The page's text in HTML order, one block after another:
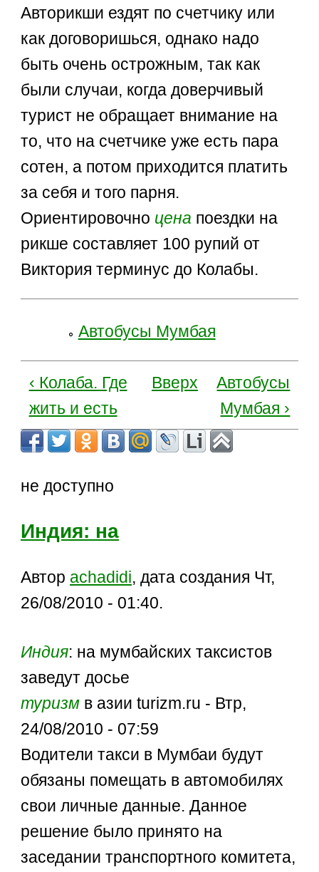
Авторикши ездят по счетчику или
как договоришься, однако надо
быть очень острожным, так как
были случаи, когда доверчивый
турист не обращает внимание на
то, что на счетчике уже есть пара
сотен, а потом приходится платить
за себя и того парня.
Ориентировочно цена поездки на
рикше составляет 100 рупий от
Виктория терминус до Колабы.
Автобусы Мумбая
‹ Колаба. Где
жить и есть
Вверх
Автобусы
Мумбая ›
не доступно
Индия: на
Автор achadidi, дата создания Чт,
26/08/2010 - 01:40.
Индия: на мумбайских таксистов
заведут досье
туризм в азии turizm.ru - Втр,
24/08/2010 - 07:59
Водители такси в Мумбаи будут
обязаны помещать в автомобилях
свои личные данные. Данное
решение было принято на
заседании транспортного комитета,